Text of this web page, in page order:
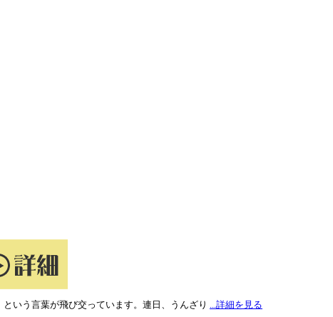
いう言葉が飛び交っています。連日、うんざり ...詳細を見る